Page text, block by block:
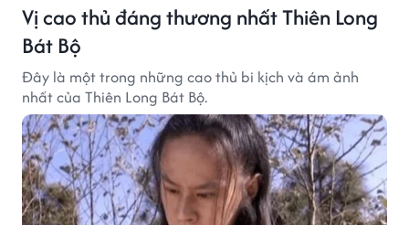
Vị cao thủ đáng thương nhất Thiên Long
Bát Bộ
Đây là một trong những cao thủ bi kịch và ám ảnh
nhất của Thiên Long Bát Bộ.